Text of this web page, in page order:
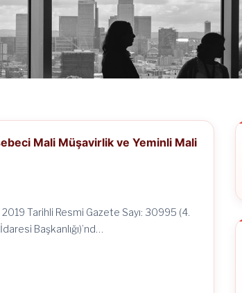
Mali Müşavirlik ve Yeminli Mali
Tarihli Resmi Gazete Sayı: 30995 (4.
Başkanlığı)’nd…